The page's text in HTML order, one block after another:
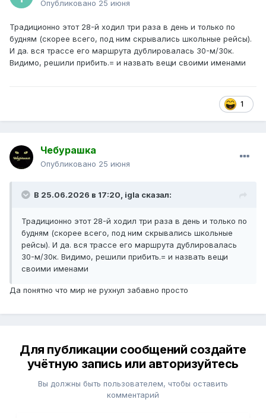
новый остановочный пункт в ДНП «Перелески».
Опубликовано 25 июня
Традиционно этот 28-й ходил три раза в день и только по
будням (скорее всего, под ним скрывались школьные рейсы).
И да. вся трассе его маршрута дублировалась 30-м/30к.
Видимо, решили прибить.= и назвать вещи своими именами
1
Чебурашка
Опубликовано 25 июня
В 25.06.2026 в 17:20, igla сказал:
Традиционно этот 28-й ходил три раза в день и только по
будням (скорее всего, под ним скрывались школьные
рейсы). И да. вся трассе его маршрута дублировалась
30-м/30к. Видимо, решили прибить.= и назвать вещи
своими именами
Да понятно что мир не рухнул забавно просто
Для публикации сообщений создайте
учётную запись или авторизуйтесь
Вы должны быть пользователем, чтобы оставить
комментарий